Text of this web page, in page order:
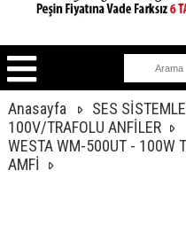
Anasayfa SES
100V/TRAFOLU ANFİLER
WESTA WM-500UT - 100W
AMFİ